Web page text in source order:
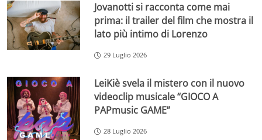
Jovanotti si racconta come mai
prima: il trailer del film che mostra il
lato più intimo di Lorenzo
29 Luglio 2026
LeiKiè svela il mistero con il nuovo
videoclip musicale “GIOCO A
PAPmusic GAME”
28 Luglio 2026